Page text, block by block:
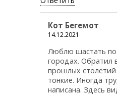
Кот Бегемот
14.12.2021
Люблю шастать по
городах. Обратил
прошлых
тонкие. Иногда
написана. Здесь